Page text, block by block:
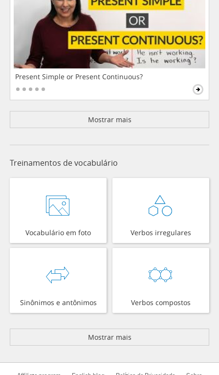
Present Simple or Present Continuous?
Mostrar mais
Treinamentos de vocabulário
Vocabulário em foto Verbos irregulares
Sinônimos e antônimos Verbos compostos
Mostrar mais